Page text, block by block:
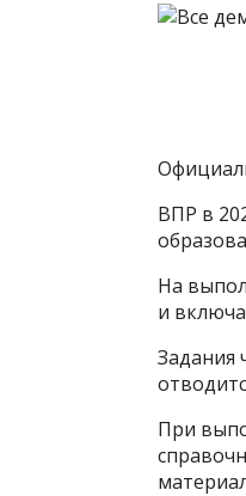
ВПР в
На
и
Задания
При